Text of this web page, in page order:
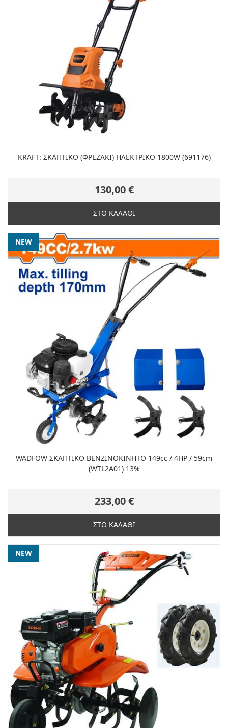
KRAFT: ΣΚΑΠΤΙΚΟ (ΦΡΕΖΑΚΙ) ΗΛΕΚΤΡΙΚΟ 1800W (691176)
130,00 €
ΣΤΟ ΚΑΛΑΘΙ
NEW
WADFOW ΣΚΑΠΤΙΚΟ ΒΕΝΖΙΝΟΚΙΝΗΤΟ 149cc / 4HP / 59cm
(WTL2A01) 13%
233,00 €
ΣΤΟ ΚΑΛΑΘΙ
NEW